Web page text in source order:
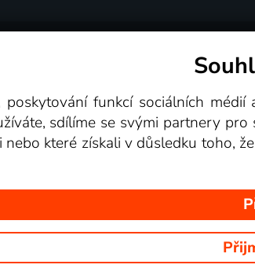
funkcí sociálních
sdílíme se svými partnery
které získali v důsledku toho,